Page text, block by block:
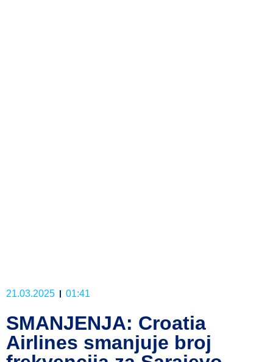
21.03.2025 01:41
SMANJENJA: Croatia
Airlines smanjuje broj